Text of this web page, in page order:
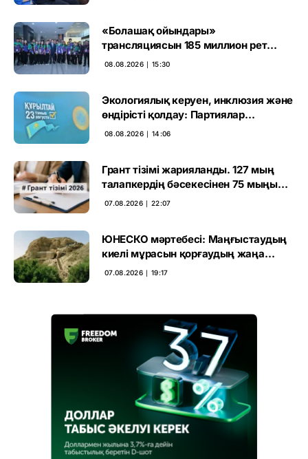
«Болашақ ойындары»
трансляциясын 185 миллион рет
көрген
08.08.2026 ∣ 15:30
Экологиялық керуен, инклюзия және
өндірісті қолдау: Партиялар
өңірлерде қандай мәселе көтерді
08.08.2026 ∣ 14:06
Грант тізімі жарияланды. 127 мың
талапкердің бәсекесінен 75 мыңы
өтті
07.08.2026 ∣ 22:07
ЮНЕСКО мәртебесі: Маңғыстаудың
киелі мұрасын қорғаудың жаңа
кезеңі басталды
07.08.2026 ∣ 19:17